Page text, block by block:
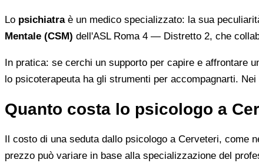
Lo psichiatraè un medico specializzato: la sua
Mentale (CSM) dell'ASL Roma 4 — Distretto 2, che
In pratica: se cerchi un supporto per capire e affrontare
lo psicoterapeuta ha gli strumenti per accompagnarti.
Quanto costa lo psicologo a
Il costo di una seduta dallo psicologo a Cerveteri, come
prezzo può variare in base alla specializzazione del